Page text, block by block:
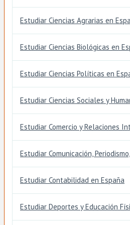
Estudiar Ciencias Agrarias en
Estudiar Ciencias Biológicas en
Estudiar Ciencias Políticas en
Estudiar Ciencias Sociales y
Estudiar Comercio y Relaciones
Estudiar Comunicación,
Estudiar Contabilidad en España
Estudiar Deportes y Educación